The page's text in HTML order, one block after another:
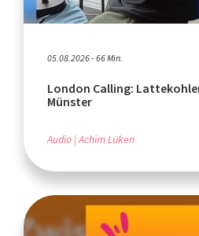
05.08.2026 - 66 Min.
London Calling:
Münster
Audio Achim Lüken